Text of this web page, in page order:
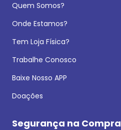
Quem Somos?
Onde Estamos?
Tem Loja Física?
Trabalhe Conosco
Baixe Nosso APP
Doações
Segurança na Compra